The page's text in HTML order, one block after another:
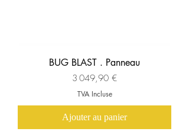
BUG BLAST . Panneau
Prix
3 049,90 €
TVA Incluse
Ajouter au panier